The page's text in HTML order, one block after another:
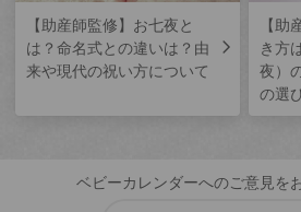
【助産師監修】お七夜と
は？命名式との違いは？由
来や現代の祝い方について
【
き方
夜）
の選
ベビーカレンダーへのご意見を